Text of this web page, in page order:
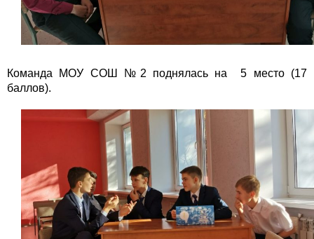
Команда МОУ СОШ №2 поднялась на 5 место (17
баллов).